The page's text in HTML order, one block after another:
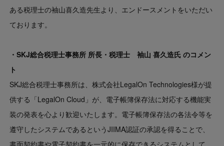
ある税理士の袖山喜久造先生より、エンドースメントをいただい
ております。
・SKJ総合税理士事務所 所長・税理士 袖山 喜久造氏 のコメン
ト
SKJ総合税理士事務所は、株式会社LegalOn Technologies様が提
供する「LegalOn Cloud」が、電子帳簿保存法に対応する機能実
装の発表を心より歓迎いたします。電子帳簿保存法の各法令等を
遵守したシステムであるというJIIMA認証の承認を得ることで、
書面契約書や電子契約書を一元的に保存できるシステムとして、